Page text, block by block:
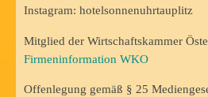
Instagram: hotelsonnenuhrtauplitz
Mitglied der Wirtschaftskammer
Firmeninformation WKO
Offenlegung gemäß § 25